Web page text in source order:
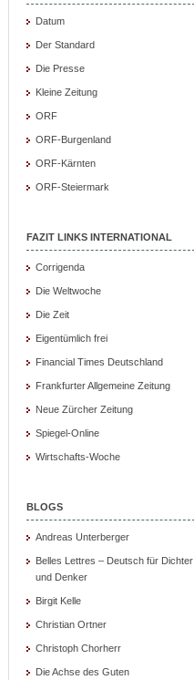
Datum
Der Standard
Die Presse
Kleine Zeitung
ORF
ORF-Burgenland
ORF-Kärnten
ORF-Steiermark
FAZIT LINKS INTERNATIONAL
Corrigenda
Die Weltwoche
Die Zeit
Eigentümlich frei
Financial Times Deutschland
Frankfurter Allgemeine Zeitung
Neue Zürcher Zeitung
Spiegel-Online
Wirtschafts-Woche
BLOGS
Andreas Unterberger
Belles Lettres – Deutsch für Dichter
und Denker
Birgit Kelle
Christian Ortner
Christoph Chorherr
Die Achse des Guten